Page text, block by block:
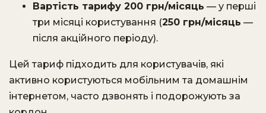
Вартість тарифу 200 грн/місяць — у перші
три місяці користування (250 грн/місяць —
після акційного періоду).
Цей тариф підходить для користувачів, які
активно користуються мобільним та домашнім
інтернетом, часто дзвонять і подорожують за